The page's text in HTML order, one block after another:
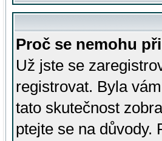
Proč se nemohu
Už jste se
registrovat. Byla
tato skutečnost
ptejte se na důvody.